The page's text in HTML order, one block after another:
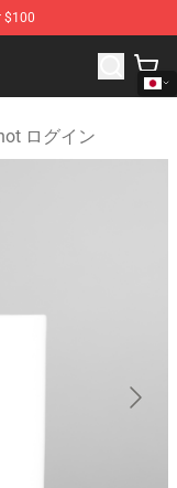
$100
Store
ログイン